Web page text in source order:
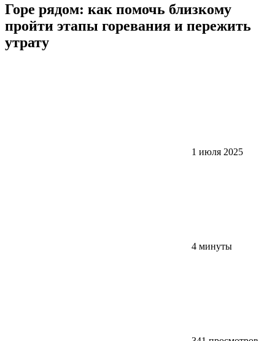
Горе рядом: как помочь близкому
пройти этапы горевания и пережить
утрату
1 июля 2025
4 минуты